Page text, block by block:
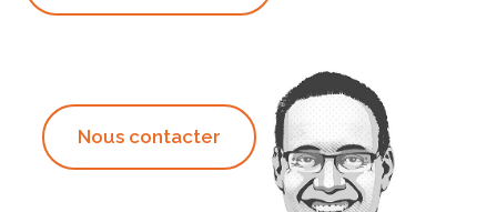
Nous contacter